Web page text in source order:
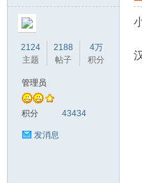
2124
主题
2188
帖子
4万
积分
管理员
积分 43434
发消息